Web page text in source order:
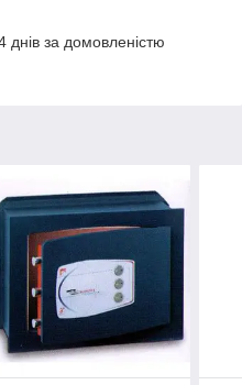
за домовленістю